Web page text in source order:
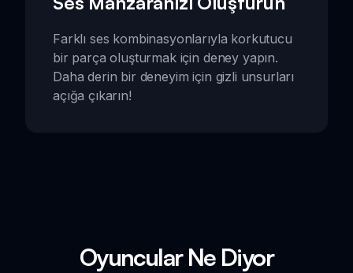
Farklı ses kombinasyonlarıyla korkutucu
bir parça oluşturmak için deney yapın.
Daha derin bir deneyim için gizli unsurları
açığa çıkarın!
Oyuncular Ne Diyor